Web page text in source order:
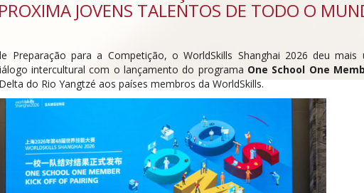
JOVENS TALENTOS DE TODO O
Preparação para a Competição, o WorldSkills Shanghai 2026 deu
intercultural com o lançamento do programa One School One
do Rio Yangtzé aos países membros da WorldSkills.